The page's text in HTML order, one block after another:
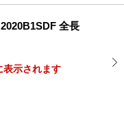
全長
表示されます